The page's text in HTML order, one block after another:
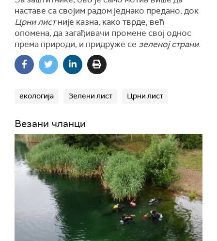
наставе са својим радом једнако предано, док
Црни листније казна, како тврде, већ
опомена, да загађивачи промене свој однос
према природи, и придруже се зеленој страни.
екологија Зелени лист Црни лист
Везани чланци